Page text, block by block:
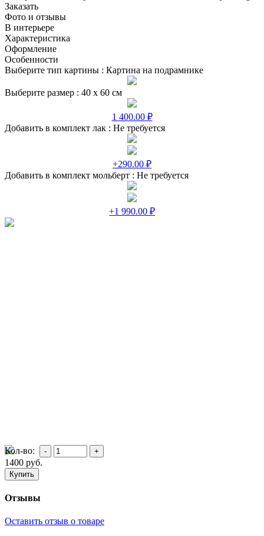
Заказать
Фото и отзывы
В интерьере
Характеристика
Оформление
Особенности
Выберите тип картины : Картина на подрамнике
Выберите размер : 40 х 60 см
1 400.00 ₽
Добавить в комплект лак : Не требуется
+290.00 ₽
Добавить в комплект мольберт : Не требуется
+1 990.00 ₽
Кол-во:
1400 руб.
Отзывы
Оставить отзыв о товаре